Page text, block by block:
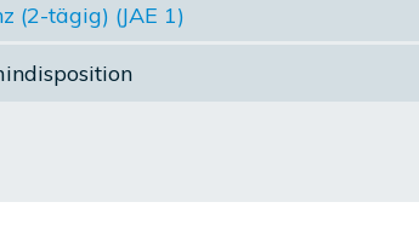
(2-tägig) (JAE 1)